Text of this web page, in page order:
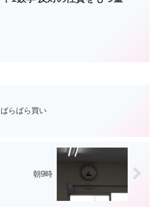
ばらばら買い
朝9時